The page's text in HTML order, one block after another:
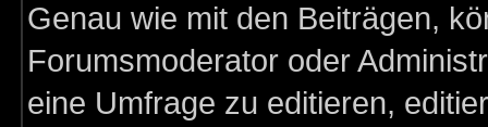
Genau wie mit den Beiträgen,
Forumsmoderator oder
eine Umfrage zu editieren,